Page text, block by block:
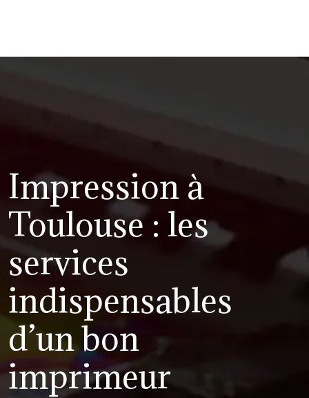
Impression à
Toulouse : les
services
indispensables
d’un bon
imprimeur